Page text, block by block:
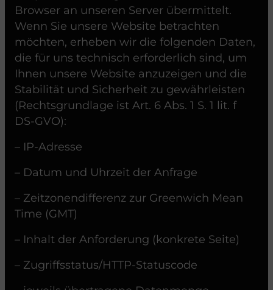
Browser an unseren Server übermittelt.
Wenn Sie unsere Website betrachten
möchten, erheben wir die folgenden Daten,
die für uns technisch erforderlich sind, um
Ihnen unsere Website anzuzeigen und die
Stabilität und Sicherheit zu gewährleisten
(Rechtsgrundlage ist Art. 6 Abs. 1 S. 1 lit. f
DS-GVO):
– IP-Adresse
– Datum und Uhrzeit der Anfrage
– Zeitzonendifferenz zur Greenwich Mean
Time (GMT)
– Inhalt der Anforderung (konkrete Seite)
– Zugriffsstatus/HTTP-Statuscode